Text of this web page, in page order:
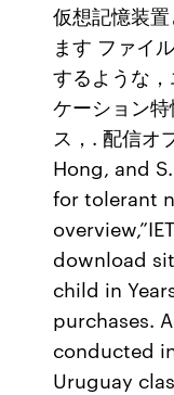
仮想記憶装
ます ファイ
するような
ケーション
ス，. 配信オ
Hong, and
for tolerant
download
child in
purchases.
conducted
Uruguay